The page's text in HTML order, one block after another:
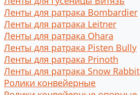
Ленты для ратрака Bombardier
Ленты для ратрака Leitner
Ленты для ратрака Ohara
Ленты для ратрака Pisten Bully
Ленты для ратрака Prinoth
Ленты для ратрака Snow Rabbit
Ролики конвейерные